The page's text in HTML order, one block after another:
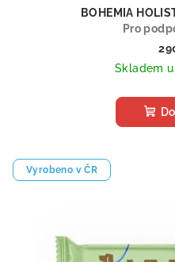
BOHEMIA
Pro
Skladem
Vyrobeno v ČR